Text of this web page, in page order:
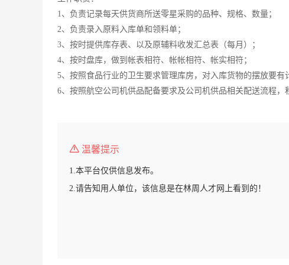
1、负责记录每天供货商所送零星采购的品种、规格、数量；
2、负责录入原料入库单和领料单；
3、按时提供库存表、以及原辅料收发汇总表（每月）；
4、按时盘库，做到帐表相符、帐帐相符、帐实相符；
5、按照食品行业的卫生要求管理库房，对入库货物的摆放要有
6、按照航空公司机供品配备要求及公司机供品相关配送流程，
温馨提示
1.本平台仅供信息发布。
2.请告知用人单位，该信息是在林周人才网上看到的！